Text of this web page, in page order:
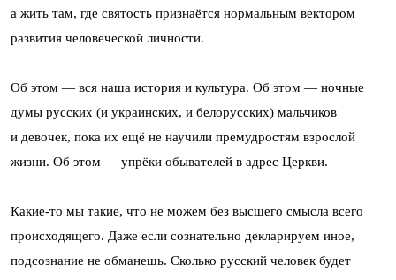
а жить там, где святость признаётся нормальным вектором
развития человеческой личности.
Об этом — вся наша история и культура. Об этом — ночные
думы русских (и украинских, и белорусских) мальчиков
и девочек, пока их ещё не научили премудростям взрослой
жизни. Об этом — упрёки обывателей в адрес Церкви.
Какие-то мы такие, что не можем без высшего смысла всего
происходящего. Даже если сознательно декларируем иное,
подсознание не обманешь. Сколько русский человек будет